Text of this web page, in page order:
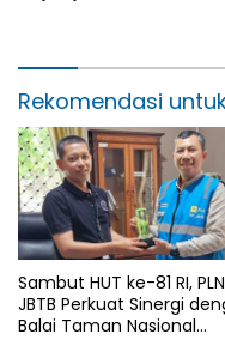
Rekomendasi
Sambut HUT ke-81 RI, PLN
JBTB Perkuat Sinergi
Balai Taman Nasional